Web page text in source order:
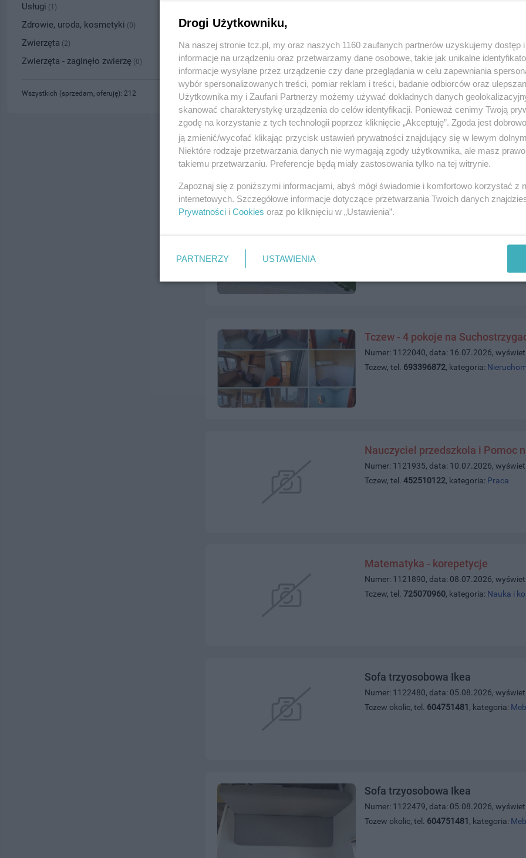
Sprzedam Opel Meriva
Numer: 1122265, data: 27.07.2026,
Tczew, tel. 502523637, kategoria:
Tczew - 4 pokoje na
Numer: 1122040, data: 16.07.2026,
Tczew, tel. 693396872, kategoria:
Nauczyciel przedszkola i Pomoc
Numer: 1121935, data: 10.07.2026,
Tczew, tel.452510122, kategoria: Praca
Matematyka - korepetycje
Numer: 1121890, data: 08.07.2026,
Tczew, tel.725070960, kategoria: Nauka i
Sofa trzyosobowa Ikea
Numer: 1122480, data: 05.08.2026,
Tczew okolic, tel. 604751481 , kategoria:
Sofa trzyosobowa Ikea
Numer: 1122479, data: 05.08.2026,
Tczew okolic, tel. 604751481 , kategoria:
Usługi (1)
Zdrowie, uroda, kosmetyki (0)
Zwierzęta (2)
Zwierzęta - zaginęło zwierzę (0)
Wszystkich (sprzedam, oferuję): 212
Drogi Użytkowniku,
Na naszej stronie tcz.pl, my oraz naszych 1160 zaufanych partnerów uzyskujemy dostęp
informacje na urządzeniu oraz przetwarzamy dane osobowe, takie jak unikalne
informacje wysyłane przez urządzenie czy dane przeglądania w celu zapewniania
wybór spersonalizowanych treści, pomiar reklam i treści, badanie odbiorców oraz
Użytkownika my i Zaufani Partnerzy możemy używać dokładnych danych
skanować charakterystykę urządzenia do celów identyfikacji. Ponieważ cenimy Twoją
zgodę na korzystanie z tych technologii poprzez kliknięcie „Akceptuję”. Zgoda jest
ją zmienić/wycofać klikając przycisk ustawień prywatności znajdujący się w lewym
Niektóre rodzaje przetwarzania danych nie wymagają zgody użytkownika, ale masz
takiemu przetwarzaniu. Preferencje będą miały zastosowania tylko na tej witrynie.
Zapoznaj się z poniższymi informacjami, abyś mógł świadomie i komfortowo korzystać z
internetowych. Szczegółowe informacje dotyczące przetwarzania Twoich danych
Prywatności i Cookies oraz po kliknięciu w „Ustawienia”.
PARTNERZY USTAWIENIA